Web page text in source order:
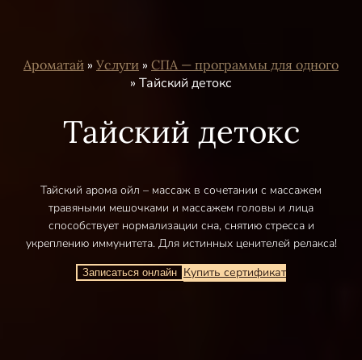
Ароматай » Услуги » СПА — программы для одного
» Тайский детокс
Тайский детокс
Тайский арома ойл – массаж в сочетании с массажем
травяными мешочками и массажем головы и лица
способствует нормализации сна, снятию стресса и
укреплению иммунитета. Для истинных ценителей релакса!
Записаться онлайн Купить сертификат